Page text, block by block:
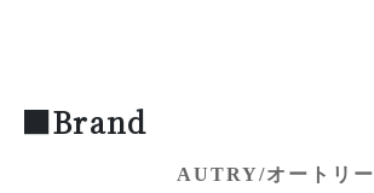
■Brand
AUTRY/オートリー